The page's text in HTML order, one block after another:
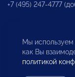
+7 (495) 247-4777
Бюро по
инвесторов
Мы
как Вы
политикой